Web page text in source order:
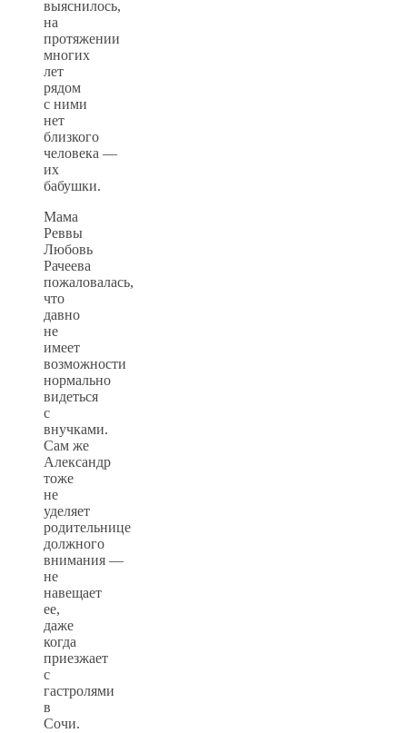
выяснилось,
на
протяжении
многих
лет
рядом
с ними
нет
близкого
человека —
их
бабушки.
Мама
Реввы
Любовь
Рачеева
пожаловалась,
что
давно
не
имеет
возможности
нормально
видеться
с
внучками.
Сам же
Александр
тоже
не
уделяет
родительнице
должного
внимания —
не
навещает
ее,
даже
когда
приезжает
с
гастролями
в
Сочи.